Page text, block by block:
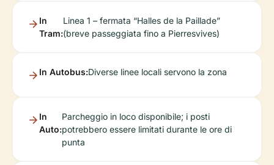
In
Tram:
Linea 1 – fermata “Halles de la Paillade”
(breve passeggiata fino a Pierresvives)
In Autobus:Diverse linee locali servono la zona
In
Auto:
Parcheggio in loco disponibile; i posti
potrebbero essere limitati durante le ore di
punta